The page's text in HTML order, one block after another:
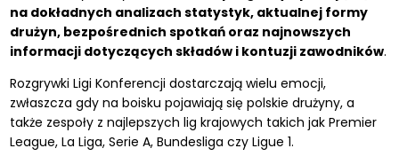
na dokładnych analizach statystyk, aktualnej formy
drużyn, bezpośrednich spotkań oraz najnowszych
informacji dotyczących składów i kontuzji zawodników.
Rozgrywki Ligi Konferencji dostarczają wielu emocji,
zwłaszcza gdy na boisku pojawiają się polskie drużyny, a
także zespoły z najlepszych lig krajowych takich jak Premier
League, La Liga, Serie A, Bundesliga czy Ligue 1.